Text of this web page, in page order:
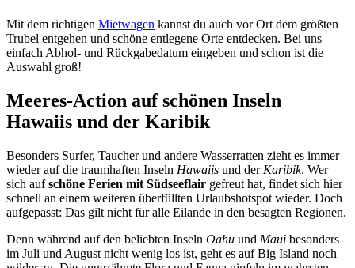
Mit dem richtigen Mietwagen kannst du auch vor Ort dem größten
Trubel entgehen und schöne entlegene Orte entdecken. Bei uns
einfach Abhol- und Rückgabedatum eingeben und schon ist die
Auswahl groß!
Meeres-Action auf schönen Inseln
Hawaiis und der Karibik
Besonders Surfer, Taucher und andere Wasserratten zieht es immer
wieder auf die traumhaften Inseln Hawaiis und der Karibik. Wer
sich aufschöne Ferien mit Südseeflair gefreut hat, findet sich hier
schnell an einem weiteren überfüllten Urlaubshotspot wieder. Doch
aufgepasst: Das gilt nicht für alle Eilande in den besagten Regionen.
Denn während auf den beliebten Inseln Oahu und Maui besonders
im Juli und August nicht wenig los ist, geht es auf Big Island noch